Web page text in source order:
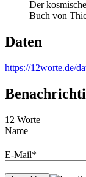
Der
Buch von
Daten
https://12worte.de/
12 Worte
Name
E-Mail*